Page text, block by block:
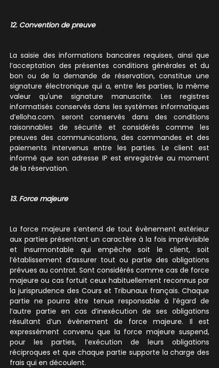
12. Convention de preuve
La saisie des informations bancaires requises, ainsi que
l’acceptation des présentes conditions générales et du
bon ou de la demande de réservation, constitue une
signature électronique qui a, entre les parties, la même
valeur qu'une signature manuscrite. Les registres
informatisés conservés dans les systèmes informatiques
d’elloha.com. seront conservés dans des conditions
raisonnables de sécurité et considérés comme les
preuves des communications, des commandes et des
paiements intervenus entre les parties. Le client est
informé que son adresse IP est enregistrée au moment
de la réservation.
13. Force majeure
La force majeure s’entend de tout évènement extérieur
aux parties présentant un caractère à la fois imprévisible
et insurmontable qui empêche soit le client, soit
l’établissement d’assurer tout ou partie des obligations
prévues au contrat. Sont considérés comme cas de force
majeure ou cas fortuit ceux habituellement reconnus par
la jurisprudence des Cours et Tribunaux français. Chaque
partie ne pourra être tenue responsable à l’égard de
l’autre partie en cas d’inexécution de ses obligations
résultant d’un évènement de force majeure. Il est
expressément convenu que la force majeure suspend,
pour les parties, l’exécution de leurs obligations
réciproques et que chaque partie supporte la charge des
frais qui en découlent.